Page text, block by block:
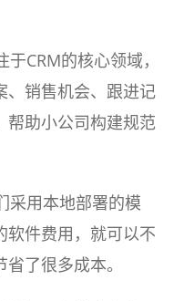
CRM的核心领域，
、销售机会、跟进记
帮助小公司构建规范
采用本地部署的模
软件费用，就可以不
了很多成本。